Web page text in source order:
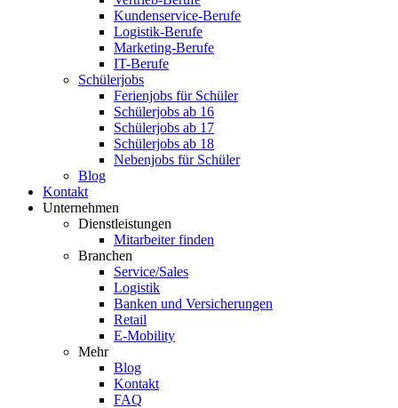
Kundenservice-Berufe
Logistik-Berufe
Marketing-Berufe
IT-Berufe
Schülerjobs
Ferienjobs für Schüler
Schülerjobs ab 16
Schülerjobs ab 17
Schülerjobs ab 18
Nebenjobs für Schüler
Blog
Kontakt
Unternehmen
Dienstleistungen
Mitarbeiter finden
Branchen
Service/Sales
Logistik
Banken und Versicherungen
Retail
E-Mobility
Mehr
Blog
Kontakt
FAQ